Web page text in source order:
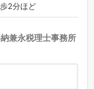
2分ほど
兼永税理士事務所